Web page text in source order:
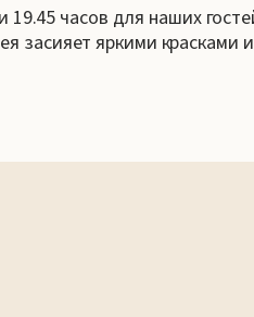
19.45 часов для наших
засияет яркими красками